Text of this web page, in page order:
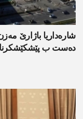
شارەداریا باژارێ
دەست ب پێشکێشکرنا